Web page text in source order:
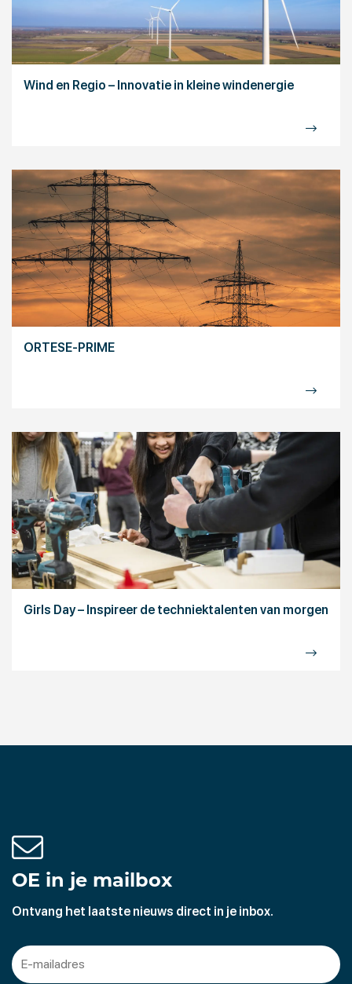
Wind en Regio – Innovatie in kleine windenergie
ORTESE-PRIME
Girls Day – Inspireer de techniektalenten van morgen
OE in je mailbox
Ontvang het laatste nieuws direct in je inbox.